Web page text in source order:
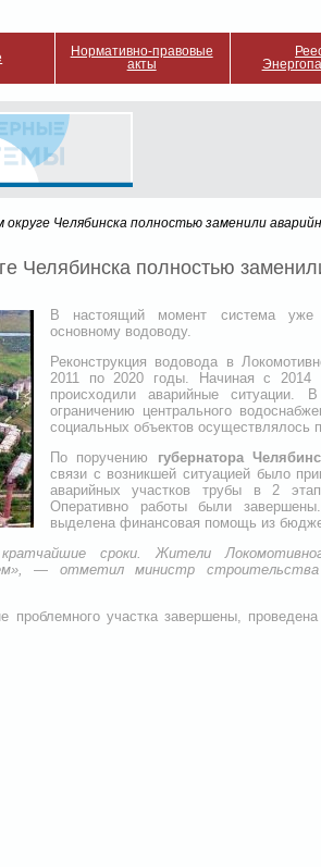
Нормативно-правовые
акты
Челябинска полностью заменили
Челябинска полностью
В настоящий момент система уже
основному водоводу.
Реконструкция водовода в
2011 по 2020 годы. Начиная с 2014
происходили аварийные
ограничению центрального
социальных объектов осуществлялось
По поручению губернатора
связи с возникшей ситуацией было
аварийных участков трубы в 2
Оперативно работы были
выделена финансовая помощь из
сроки. Жители
— отметил министр
участка завершены,